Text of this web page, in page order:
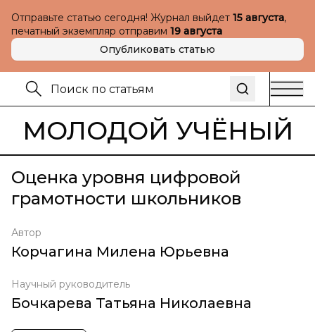
Отправьте статью сегодня! Журнал выйдет 15 августа,
печатный экземпляр отправим 19 августа
Опубликовать статью
МОЛОДОЙ УЧЁНЫЙ
Оценка уровня цифровой
грамотности школьников
Автор
Корчагина Милена Юрьевна
Научный руководитель
Бочкарева Татьяна Николаевна